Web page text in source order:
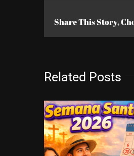
Share This Story,
Related Posts